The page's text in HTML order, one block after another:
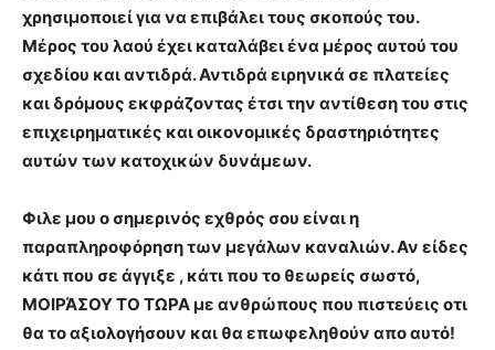
χρησιμοποιεί για να επιβάλει τους σκοπούς του.
Μέρος του λαού έχει καταλάβει ένα μέρος αυτού του
σχεδίου και αντιδρά. Αντιδρά ειρηνικά σε πλατείες
και δρόμους εκφράζοντας έτσι την αντίθεση του στις
επιχειρηματικές και οικονομικές δραστηριότητες
αυτών των κατοχικών δυνάμεων.
Φιλε μου ο σημερινός εχθρός σου είναι η
παραπληροφόρηση των μεγάλων καναλιών. Αν είδες
κάτι που σε άγγιξε , κάτι που το θεωρείς σωστό,
ΜΟΙΡΆΣΟΥ ΤΟ ΤΩΡΑ με ανθρώπους που πιστεύεις οτι
θα το αξιολογήσουν και θα επωφεληθούν απο αυτό!